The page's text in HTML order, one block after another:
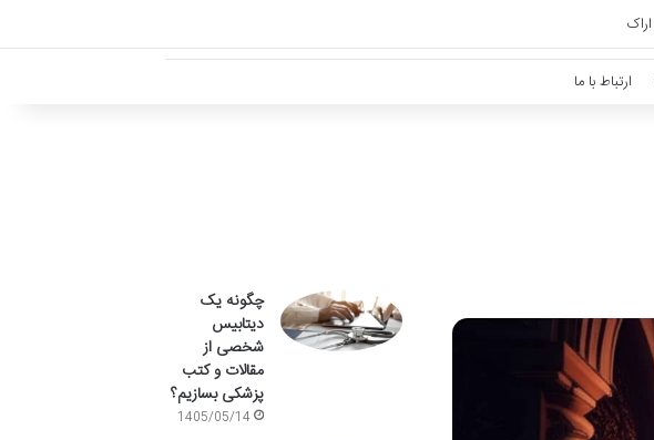
اراک
ارتباط با ما
چگونه یک
دیتابیس
شخصی از
مقالات و کتب
پزشکی بسازیم؟
1405/05/14